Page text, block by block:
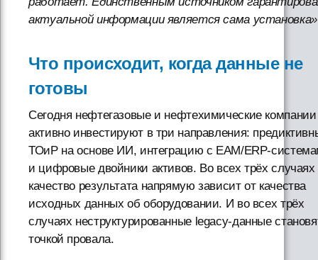
актуальной информации является сама установка»
Что происходит, когда данные не
готовы
Сегодня нефтегазовые и нефтехимические компании
активно инвестируют в три направления:
ТОиР на основе ИИ, интеграцию с EAM/ERP-
и цифровые двойники активов. Во всех трёх случаях
качество результата напрямую зависит от качества
исходных данных об оборудовании. И во всех трёх
случаях неструктурированные legacy-данные
точкой провала.